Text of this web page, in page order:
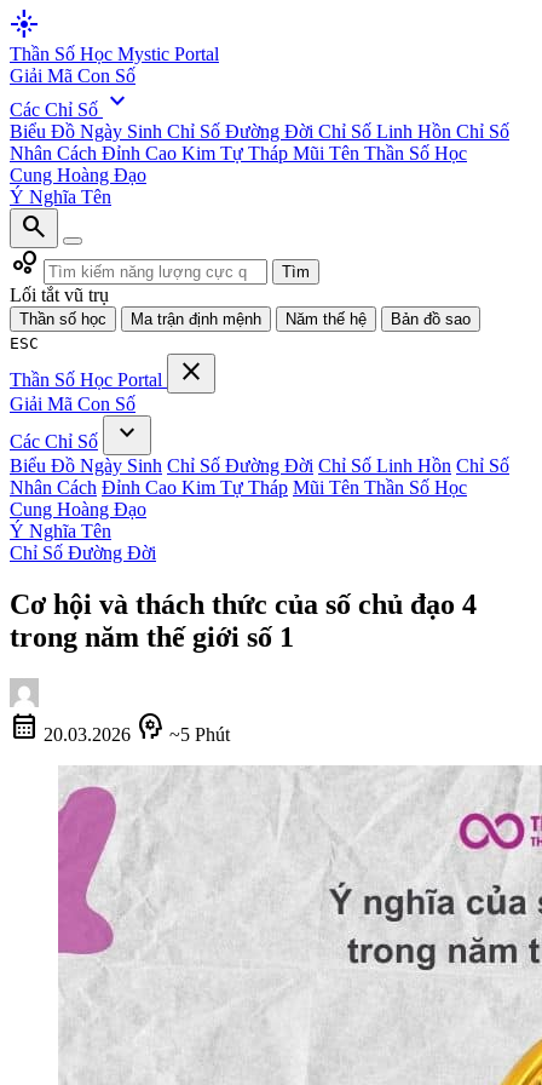
flare
Thần Số Học Mystic Portal
Giải Mã Con Số
Các Chỉ Số expand_more
Biểu Đồ Ngày Sinh Chỉ Số Đường Đời Chỉ Số Linh Hồn Chỉ Số
Nhân Cách Đỉnh Cao Kim Tự Tháp Mũi Tên Thần Số Học
Cung Hoàng Đạo
Ý Nghĩa Tên
search
bubble_chart
Tìm
Lối tắt vũ trụ
Thần số học Ma trận định mệnh Năm thế hệ
Bản đồ sao
ESC
Thần Số Học Portal close
Giải Mã Con Số
Các Chỉ Số
expand_more
Biểu Đồ Ngày Sinh Chỉ Số Đường Đời Chỉ Số Linh Hồn Chỉ Số
Nhân Cách Đỉnh Cao Kim Tự Tháp Mũi Tên Thần Số Học
Cung Hoàng Đạo
Ý Nghĩa Tên
Chỉ Số Đường Đời
Cơ hội và thách thức của số chủ đạo 4
trong năm thế giới số 1
calendar_month 20.03.2026 psychology ~5 Phút